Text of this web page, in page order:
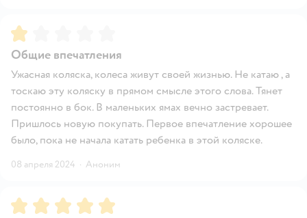
Рейтинг:
Общие впечатления
Ужасная коляска, колеса живут своей жизнью. Не катаю , а
тоскаю эту коляску в прямом смысле этого слова. Тянет
постоянно в бок. В маленьких ямах вечно застревает.
Пришлось новую покупать. Первое впечатление хорошее
было, пока не начала катать ребенка в этой коляске.
08 апреля 2024 · Аноним
Рейтинг:5